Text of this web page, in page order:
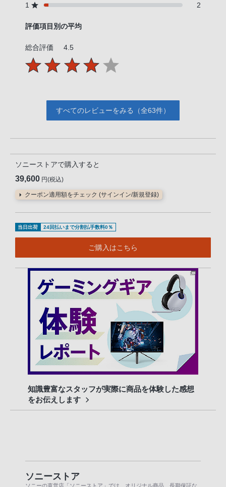
1
2
評価項目別の平均
総合評価 4.5
すべてのレビューをみる（全63件）
ソニーストアで購入すると
39,600 円(税込)
クーポン適用額をチェック (サインイン/新規登録)
当日出荷 24回払いまで分割払手数料0％
ご購入はこちら
知識豊富なスタッフが実際に商品を体験した感想
をお伝えします
ソニーストア
ソニーの直営店「ソニーストア」では、オリジナル商品、長期保証な